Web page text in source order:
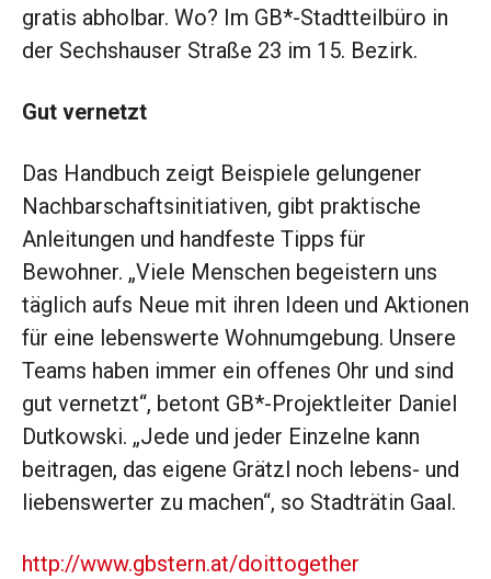
gratis abholbar. Wo? Im GB*-Stadtteilbüro in
der Sechshauser Straße 23 im 15. Bezirk.
Gut vernetzt
Das Handbuch zeigt Beispiele gelungener
Nachbarschaftsinitiativen, gibt praktische
Anleitungen und handfeste Tipps für
Bewohner. „Viele Menschen begeistern uns
täglich aufs Neue mit ihren Ideen und Aktionen
für eine lebenswerte Wohnumgebung. Unsere
Teams haben immer ein offenes Ohr und sind
gut vernetzt“, betont GB*-Projektleiter Daniel
Dutkowski. „Jede und jeder Einzelne kann
beitragen, das eigene Grätzl noch lebens- und
liebenswerter zu machen“, so Stadträtin Gaal.
http://www.­gbstern.at/doittogether